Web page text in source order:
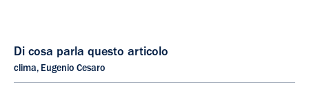
Di cosa parla questo articolo
clima, Eugenio Cesaro